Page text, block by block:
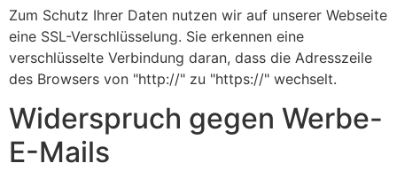
Zum Schutz Ihrer Daten nutzen wir auf unserer Webseite
eine SSL-Verschlüsselung. Sie erkennen eine
verschlüsselte Verbindung daran, dass die Adresszeile
des Browsers von "http://" zu "https://" wechselt.
Widerspruch gegen Werbe-
E-Mails